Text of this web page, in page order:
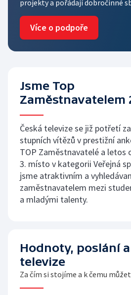
projekty a pořádají dobročinné
Více o podpoře
Jsme Top
Zaměstnavatelem
Česká televize se již potřetí
stupních vítězů v prestižní
TOP Zaměstnavatelé a letos
3. místo v kategorii Veřejná
jsme atraktivním a
zaměstnavatelem mezi
a mladými talenty.
Hodnoty, poslání
televize
Za čím si stojíme a k čemu